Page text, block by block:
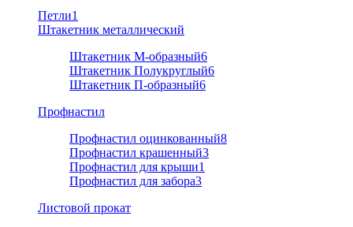
Петли1
Штакетник металлический
Штакетник М-образный6
Штакетник Полукруглый6
Штакетник П-образный6
Профнастил
Профнастил оцинкованный8
Профнастил крашенный3
Профнастил для крыши1
Профнастил для забора3
Листовой прокат